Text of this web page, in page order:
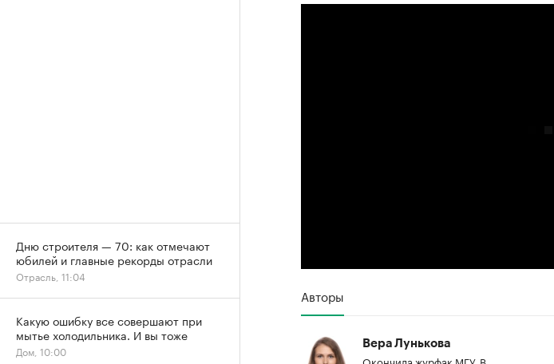
Авторы
Вера Лунькова
Окончила журфак МГУ. В
Дню строителя — 70: как отмечают
юбилей и главные рекорды отрасли
Отрасль, 11:04
Какую ошибку все совершают при
мытье холодильника. И вы тоже
Дом, 10:00